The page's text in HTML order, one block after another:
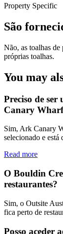
Property Specific
São
Não, as toalhas de
próprias toalhas.
You may
Preciso de
Canary
Sim, Ark Canary
selecionado e
Read more
O Bouldin
restaurantes?
Sim, o Outsite
fica perto de
Posso aceder